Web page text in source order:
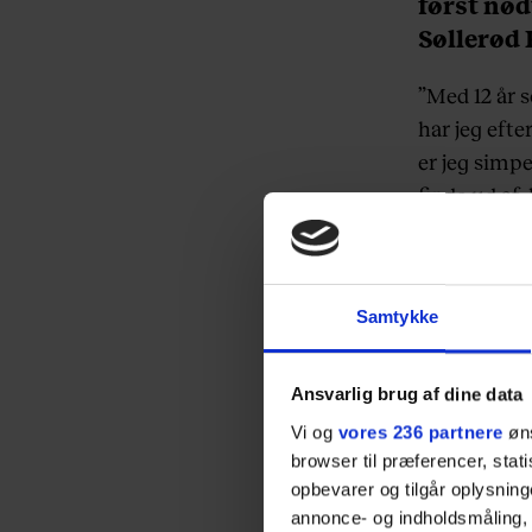
Samtykke
Ansvarlig brug af dine data
Vi og vores 236 partnere
browser til præferencer,
opbevarer og tilgår
annonce- og
Søllerød
”Med 12
har jeg
er jeg
finde ud
længere et
om
Havde